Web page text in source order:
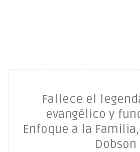
Fallece el
evangélico y
Enfoque a la
Dobson